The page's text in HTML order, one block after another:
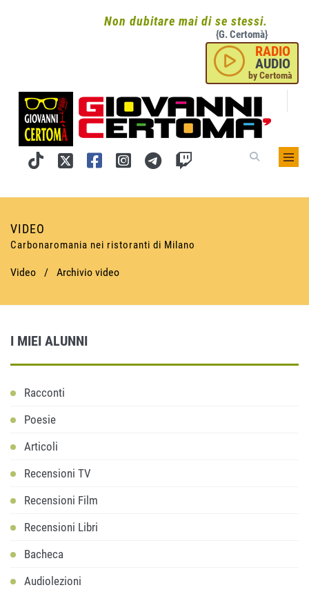
Non dubitare mai di se stessi.
{G. Certomà}
RADIO
AUDIO
by Certomà
VIDEO
Carbonaromania nei ristoranti di Milano
Video / Archivio video
I MIEI ALUNNI
Racconti
Poesie
Articoli
Recensioni TV
Recensioni Film
Recensioni Libri
Bacheca
Audiolezioni